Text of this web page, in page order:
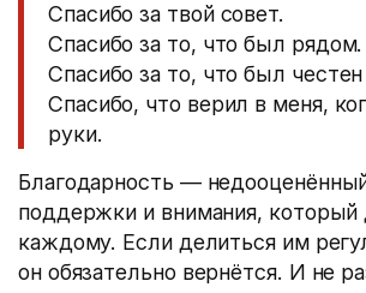
Спасибо за твой совет.
Спасибо за то, что был рядом.
Спасибо за то, что был
Спасибо, что верил в меня,
руки.
Благодарность —
поддержки и внимания, который
каждому. Если делиться им
он обязательно вернётся. И не